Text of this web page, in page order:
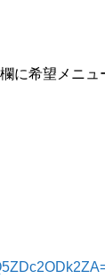
に希望メニ